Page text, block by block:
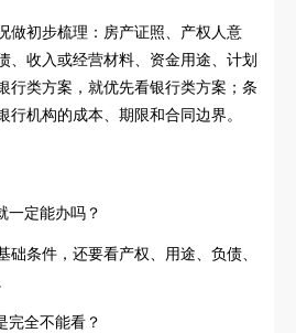
做初步梳理：房产证照、产权人意
、收入或经营材料、资金用途、计划
行类方案，就优先看银行类方案；条
机构的成本、期限和合同边界。
一定能办吗？
条件，还要看产权、用途、负债、
完全不能看？